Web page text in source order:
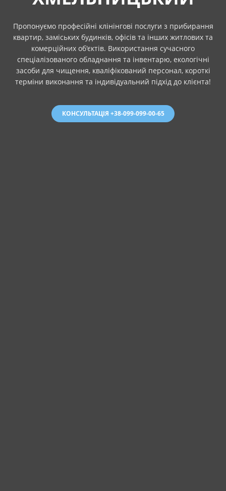
Пропонуємо професійні клінінгові послуги з прибирання
квартир, заміських будинків, офісів та інших житлових та
комерційних об'єктів. Використання сучасного
спеціалізованого обладнання та інвентарю, екологічні
засоби для чищення, кваліфікований персонал, короткі
терміни виконання та індивідуальний підхід до клієнта!
КОНСУЛЬТАЦІЯ +38-099-099-00-65